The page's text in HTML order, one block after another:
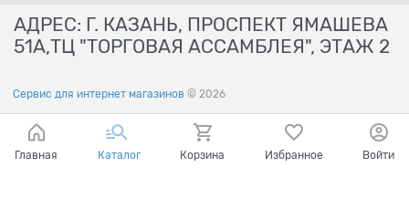
АДРЕС: Г. КАЗАНЬ, ПРОСПЕКТ ЯМАШЕВА
51А,ТЦ "ТОРГОВАЯ АССАМБЛЕЯ", ЭТАЖ 2
Сервис для интернет магазинов © 2026
Главная Каталог Корзина Избранное Войти